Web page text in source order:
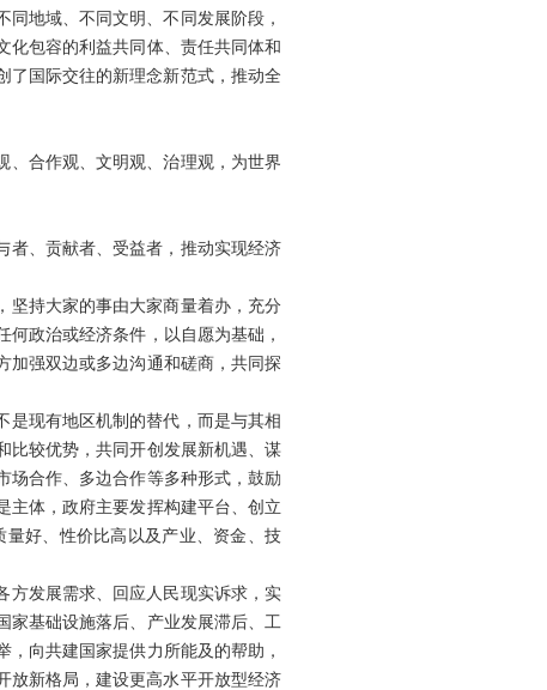
地域、不同文明、不同发展阶段，
化包容的利益共同体、责任共同体和
了国际交往的新理念新范式，推动全
、合作观、文明观、治理观，为世界
者、贡献者、受益者，推动实现经济
坚持大家的事由大家商量着办，充分
政治或经济条件，以自愿为基础，
加强双边或多边沟通和磋商，共同探
是现有地区机制的替代，而是与其相
比较优势，共同开创发展新机遇、谋
场合作、多边合作等多种形式，鼓励
主体，政府主要发挥构建平台、创立
好、性价比高以及产业、资金、技
方发展需求、回应人民现实诉求，实
家基础设施落后、产业发展滞后、工
向共建国家提供力所能及的帮助，
放新格局，建设更高水平开放型经济